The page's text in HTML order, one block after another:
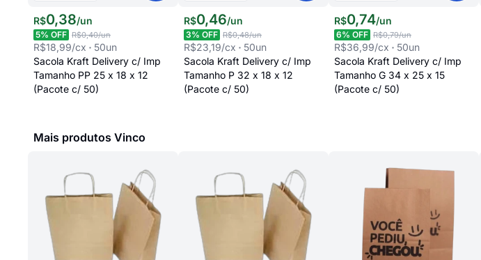
R$0,38/un
5% OFF R$0,40/un
R$18,99/cx 50un
Sacola Kraft Delivery c/ Imp
Tamanho PP 25 x 18 x 12
(Pacote c/ 50)
R$0,46/un
3% OFF R$0,48/un
R$23,19/cx 50un
Sacola Kraft Delivery c/ Imp
Tamanho P 32 x 18 x 12
(Pacote c/ 50)
R$0,74/un
6% OFF R$0,79/un
R$36,99/cx 50un
Sacola Kraft Delivery c/ Imp
Tamanho G 34 x 25 x 15
(Pacote c/ 50)
Mais produtos Vinco